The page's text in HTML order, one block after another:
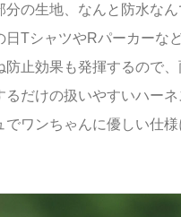
の生地、なんと防水な
TシャツやRパーカーな
防止効果も発揮するので
だけの扱いやすいハー
ワンちゃんに優しい仕様